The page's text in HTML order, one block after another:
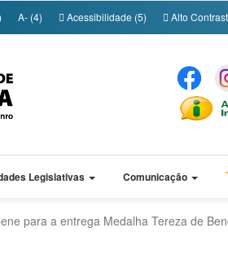
A- (4) Acessibilidade (5) Alto
Legislativas Comunicação
para a entrega Medalha Tereza de